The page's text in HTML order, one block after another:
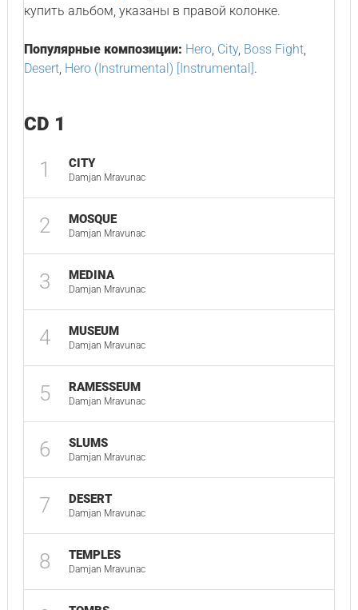
купить альбом, указаны в правой колонке.
Популярные композиции: Hero, City, Boss Fight,
Desert, Hero (Instrumental) [Instrumental].
CD 1
1 CITY
Damjan Mravunac
2 MOSQUE
Damjan Mravunac
3 MEDINA
Damjan Mravunac
4 MUSEUM
Damjan Mravunac
5 RAMESSEUM
Damjan Mravunac
6 SLUMS
Damjan Mravunac
7 DESERT
Damjan Mravunac
8 TEMPLES
Damjan Mravunac